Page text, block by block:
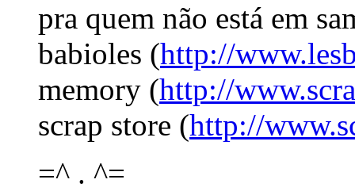
pra quem não está em
babioles (http://
memory (http://
scrap store (http://
=^ . ^=